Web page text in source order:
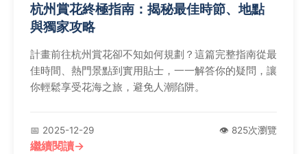
杭州賞花終極指南：揭秘最佳時節、地點
與獨家攻略
計畫前往杭州賞花卻不知如何規劃？這篇完整指南從最
佳時間、熱門景點到實用貼士，一一解答你的疑問，讓
你輕鬆享受花海之旅，避免人潮陷阱。
📅 2025-12-29 👁️ 825次瀏覽
繼續閱讀